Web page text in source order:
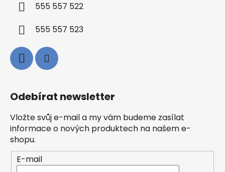
555 557 522
555 557 523
Odebírat newsletter
Vložte svůj e-mail a my vám budeme zasílat
informace o nových produktech na našem e-
shopu.
E-mail